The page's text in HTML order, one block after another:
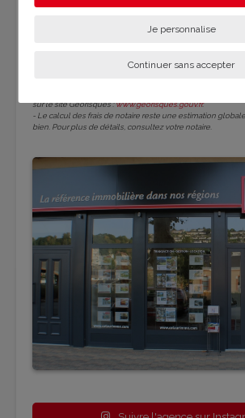
entre 3898 € et 5274 € par an. Prix moyens des énergies
sur le site Géorisques :www.georisques.gouv.fr.
- Le calcul des frais de notaire reste une estimation
bien. Pour plus de détails, consultez votre notaire.
Je personnalise
Continuer sans accepter